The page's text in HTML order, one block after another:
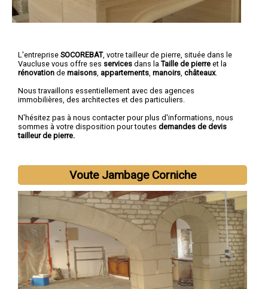
L'entreprise SOCOREBAT, votre tailleur de pierre , située dans le
Vaucluse vous offre ses services dans la Taille de pierre et la
rénovation de maisons appartements manoirs châteaux.
Nous travaillons essentiellement avec des agences
immobilières, des architectes et des particuliers.
N'hésitez pas à nous contacter pour plus d'informations, nous
sommes à votre disposition pour toutes demandes de devis
tailleur de pierre.
Voute Jambage Corniche